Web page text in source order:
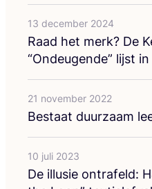
13 december 2024
Raad het merk? De
“Ondeu­gen­de” lijst in
21 november 2022
Bestaat duur­zaam
10 juli 2023
De illu­sie ont­ra­feld: H